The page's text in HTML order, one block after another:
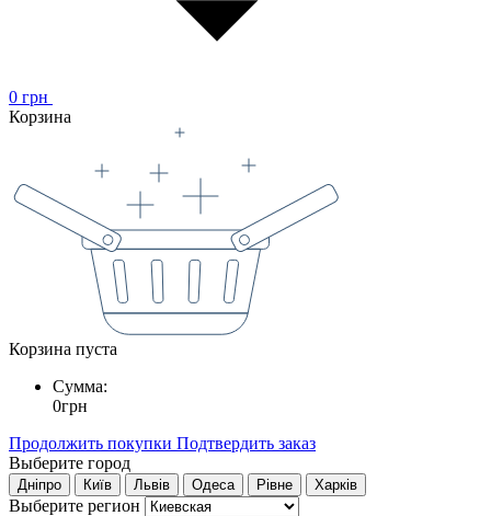
0 грн
Корзина
Корзина пуста
Сумма:
0грн
Продолжить покупки Подтвердить заказ
Выберите город
Дніпро Київ Львів Одеса Рівне Харків
Выберите регион